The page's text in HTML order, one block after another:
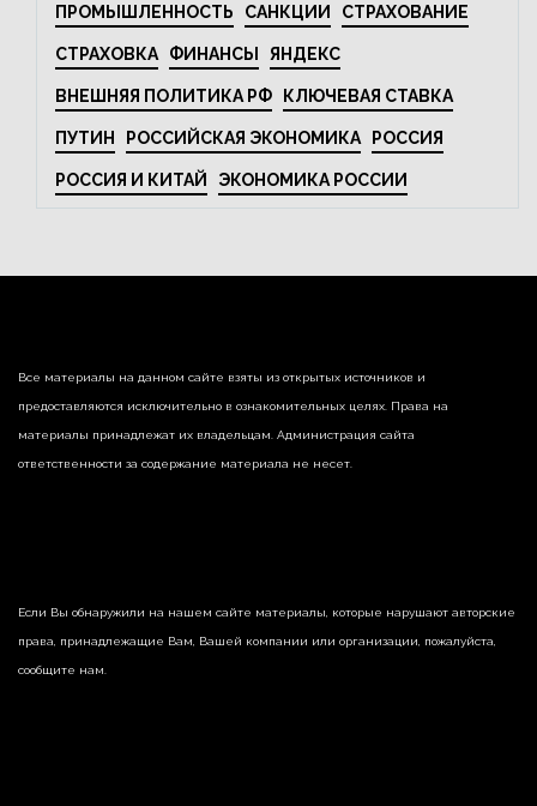
ПРОМЫШЛЕННОСТЬ САНКЦИИ СТРАХОВАНИЕ
СТРАХОВКА ФИНАНСЫ ЯНДЕКС
ВНЕШНЯЯ ПОЛИТИКА РФ КЛЮЧЕВАЯ СТАВКА
ПУТИН РОССИЙСКАЯ ЭКОНОМИКА РОССИЯ
РОССИЯ И КИТАЙ ЭКОНОМИКА РОССИИ
Все материалы на данном сайте взяты из открытых источников и
предоставляются исключительно в ознакомительных целях. Права на
материалы принадлежат их владельцам. Администрация сайта
ответственности за содержание материала не несет.
Если Вы обнаружили на нашем сайте материалы, которые нарушают авторские
права, принадлежащие Вам, Вашей компании или организации, пожалуйста,
сообщите нам.